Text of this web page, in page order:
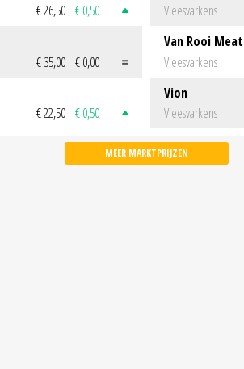
€ 26,50 € 0,50
€ 35,00 € 0,00
€ 22,50 € 0,50
Vleesvarkens
Van Rooi Meat
Vleesvarkens
Vion
Vleesvarkens
MEER MARKTPRIJZEN